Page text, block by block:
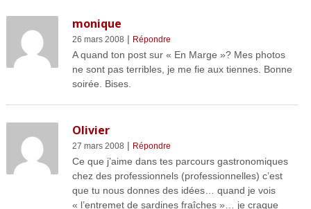
monique
26 mars 2008 | Répondre
A quand ton post sur « En Marge »? Mes photos
ne sont pas terribles, je me fie aux tiennes. Bonne
soirée. Bises.
Olivier
27 mars 2008 | Répondre
Ce que j’aime dans tes parcours gastronomiques
chez des professionnels (professionnelles) c’est
que tu nous donnes des idées… quand je vois
« l’entremet de sardines fraîches »… je craque